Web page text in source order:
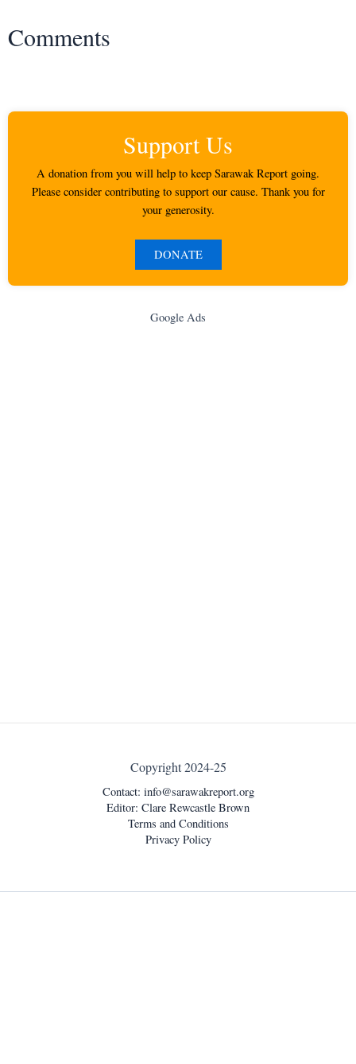
Comments
Support Us
A donation from you will help to keep Sarawak Report going.
Please consider contributing to support our cause. Thank you for
your generosity.
DONATE
Google Ads
Copyright 2024-25
Contact: info@sarawakreport.org
Editor: Clare Rewcastle Brown
Terms and Conditions
Privacy Policy